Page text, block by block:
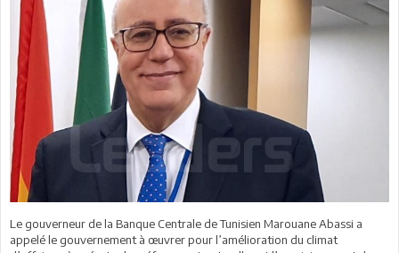
Le gouverneur de la Banque Centrale de Tunisien Marouane Abassi a
appelé le gouvernement à œuvrer pour l’amélioration du climat